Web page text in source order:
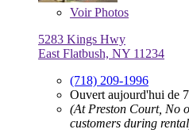
VoirPhotos
5283 Kings Hwy
East Flatbush, NY 11234
(718) 209-1996
Ouvert aujourd'hui de
(At Preston Court, No
customers during